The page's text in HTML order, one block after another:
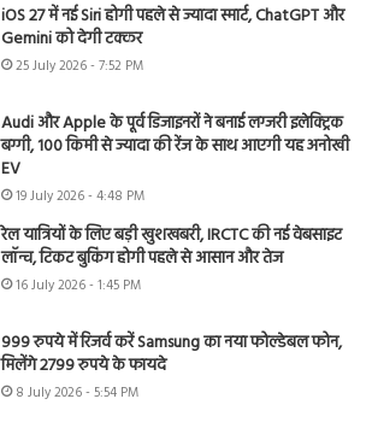
iOS 27 में नई Siri होगी पहले से ज्यादा स्मार्ट, ChatGPT और
Gemini को देगी टक्कर
25 July 2026 - 7:52 PM
Audi और Apple के पूर्व डिजाइनरों ने बनाई लग्जरी इलेक्ट्रिक
बग्गी, 100 किमी से ज्यादा की रेंज के साथ आएगी यह अनोखी
EV
19 July 2026 - 4:48 PM
रेल यात्रियों के लिए बड़ी खुशखबरी, IRCTC की नई वेबसाइट
लॉन्च, टिकट बुकिंग होगी पहले से आसान और तेज
16 July 2026 - 1:45 PM
999 रुपये में रिजर्व करें Samsung का नया फोल्डेबल फोन,
मिलेंगे 2799 रुपये के फायदे
8 July 2026 - 5:54 PM